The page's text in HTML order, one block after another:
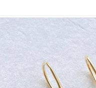
DIREKT ZU DEN